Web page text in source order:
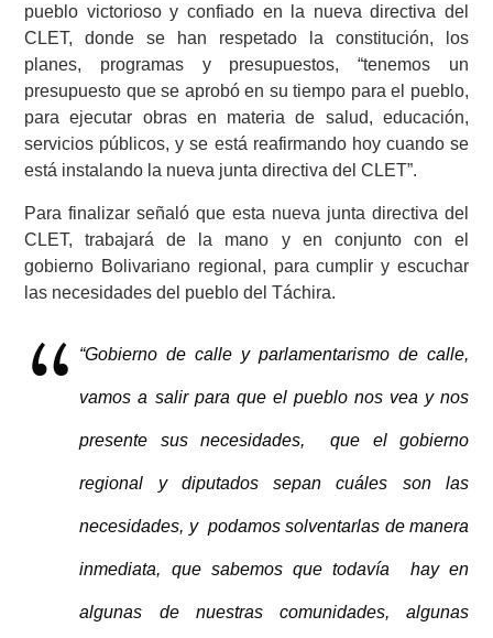
pueblo victorioso y confiado en la nueva directiva del
CLET, donde se han respetado la constitución, los
planes, programas y presupuestos, “tenemos un
presupuesto que se aprobó en su tiempo para el pueblo,
para ejecutar obras en materia de salud, educación,
servicios públicos, y se está reafirmando hoy cuando se
está instalando la nueva junta directiva del CLET”.
Para finalizar señaló que esta nueva junta directiva del
CLET, trabajará de la mano y en conjunto con el
gobierno Bolivariano regional, para cumplir y escuchar
las necesidades del pueblo del Táchira.
“Gobierno de calle y parlamentarismo de calle,
vamos a salir para que el pueblo nos vea y nos
presente sus necesidades, que el gobierno
regional y diputados sepan cuáles son las
necesidades, y podamos solventarlas de manera
inmediata, que sabemos que todavía hay en
algunas de nuestras comunidades, algunas